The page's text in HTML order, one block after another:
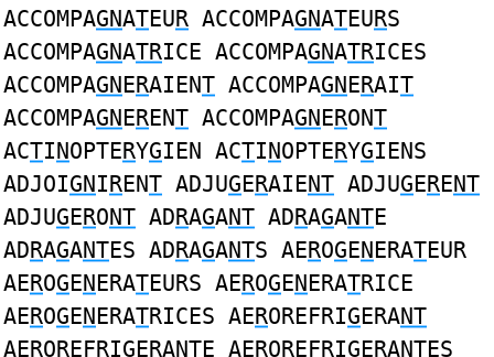
ACCOMPAGNATEUR ACCOMPAGNATEURS
ACCOMPAGNATRICE ACCOMPAGNATRICES
ACCOMPAGNERAIENT ACCOMPAGNERAIT
ACCOMPAGNERENT ACCOMPAGNERONT
ACTINOPTERYGIEN ACTINOPTERYGIENS
ADJOIGNIRENT ADJUGERAIENT ADJUGERENT
ADJUGERONT ADRAGANT ADRAGANTE
ADRAGANTES ADRAGANTS AEROGENERATEUR
AEROGENERATEURS AEROGENERATRICE
AEROGENERATRICES AEROREFRIGERANT
AEROREFRIGERANTE AEROREFRIGERANTES